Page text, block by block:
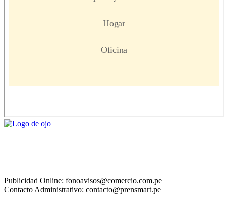
Publicidad Online: fonoavisos@comercio.com.pe
Contacto Administrativo: contacto@prensmart.pe